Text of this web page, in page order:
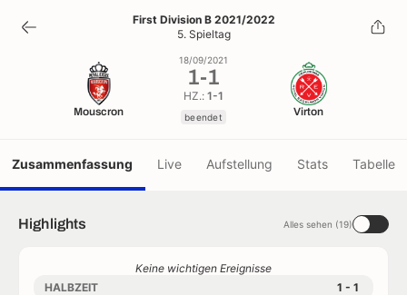
1-1
beendet
First Division B 2021/2022
5. Spieltag
Mouscron
18/09/2021
1-1
HZ.: 1-1
beendet Virton
Zusammenfassung Live Aufstellung Stats Tabelle
Highlights Alles sehen (19)
Keine wichtigen Ereignisse
HALBZEIT
1 - 1